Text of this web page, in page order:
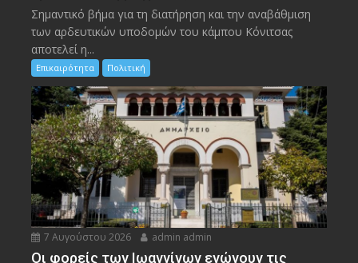
Σημαντικό βήμα για τη διατήρηση και την αναβάθμιση
των αρδευτικών υποδομών του κάμπου Κόνιτσας
αποτελεί η...
Επικαιρότητα Πολιτική
7 Αυγούστου 2026 admin admin
Οι φορείς των Ιωαννίνων ενώνουν τις